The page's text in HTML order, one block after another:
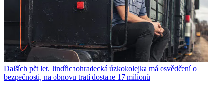
Dalších pět let. Jindřichohradecká úzkokolejka má osvědčení o
bezpečnosti, na obnovu tratí dostane 17 milionů